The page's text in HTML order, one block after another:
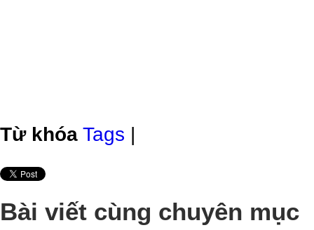
Từ khóa Tags |
Bài viết cùng chuyên mục